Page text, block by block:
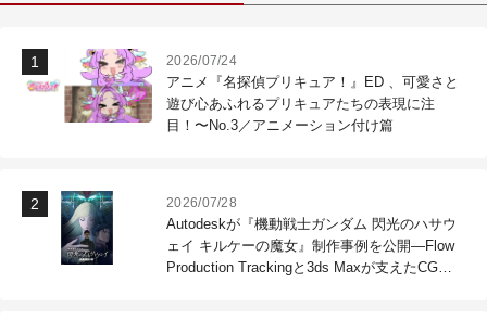
2026/07/24
アニメ『名探偵プリキュア！』ED 、可愛さと
遊び心あふれるプリキュアたちの表現に注
目！〜No.3／アニメーション付け篇
2026/07/28
Autodeskが『機動戦士ガンダム 閃光のハサウ
ェイ キルケーの魔女』制作事例を公開―Flow
Production Trackingと3ds Maxが支えたCG制